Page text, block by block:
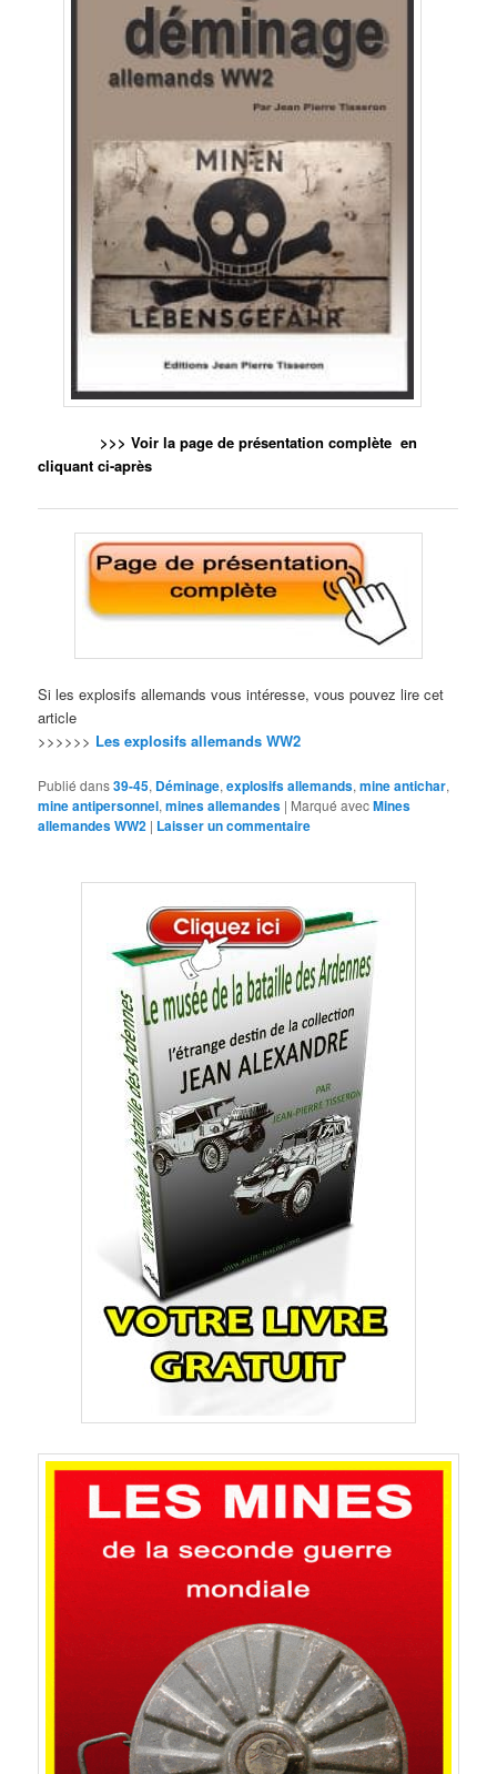
>>> Voir la page de présentation complète en
cliquant ci-après
Si les explosifs allemands vous intéresse, vous pouvez lire cet
article
>>>>>> Les explosifs allemands WW2
Publié dans39-45, Déminage,explosifs allemands,mine antichar,
mine antipersonnel,mines allemandes | Marqué avecMines
allemandes WW2 | Laisser un commentaire